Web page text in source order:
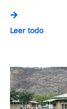
Leer todo